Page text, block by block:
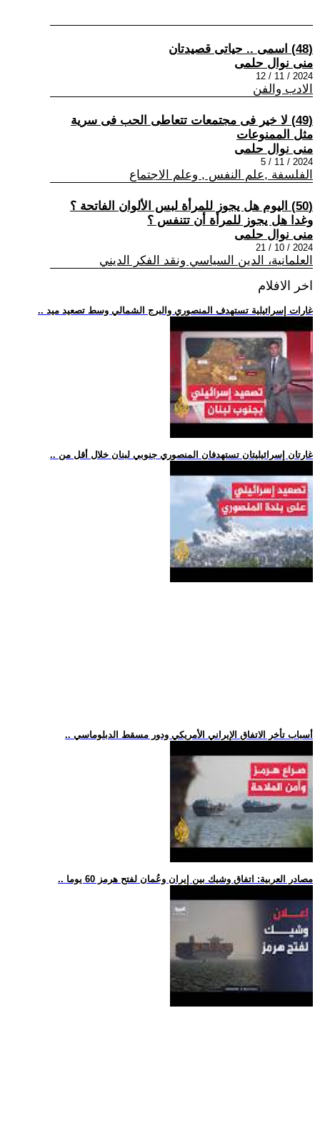
(48) اسمى .. حياتى قصيدتان
منى نوال حلمى
2024 / 11 / 12
الادب والفن
(49) لا خير فى مجتمعات تتعاطى الحب فى سرية
مثل الممنوعات
منى نوال حلمى
2024 / 11 / 5
الفلسفة ,علم النفس , وعلم الاجتماع
(50) اليوم هل يجوز للمرأة لبس الألوان الفاتحة ؟
وغدا هل يجوز للمرأة أن تتنفس ؟
منى نوال حلمى
2024 / 10 / 21
العلمانية، الدين السياسي ونقد الفكر الديني
اخر الافلام
.. غارات إسرائيلية تستهدف المنصوري والبرج الشمالي وسط تصعيد ميد
.. غارتان إسرائيليتان تستهدفان المنصوري جنوبي لبنان خلال أقل من
.. أسباب تأخر الاتفاق الإيراني الأمريكي ودور مسقط الدبلوماسي
.. مصادر العربية: اتفاق وشيك بين إيران وعُمان لفتح هرمز 60 يوما